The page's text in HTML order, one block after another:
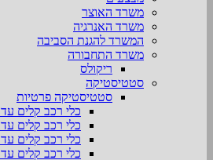
משרד האוצר
משרד האנרגיה
המשרד להגנת הסביבה
משרד התחבורה
ריקולס
סטטיסטיקה
סטטיסטיקה פרטיות
כלי רכב קלים עד 3.5 טון 2026
כלי רכב קלים עד 3.5 טון 2025
כלי רכב קלים עד 3.5 טון 2024
כלי רכב קלים עד 3.5 טון 2023